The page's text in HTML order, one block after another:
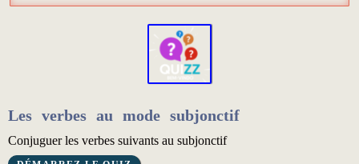
Les verbes au mode subjonctif
Conjuguer les verbes suivants au subjonctif